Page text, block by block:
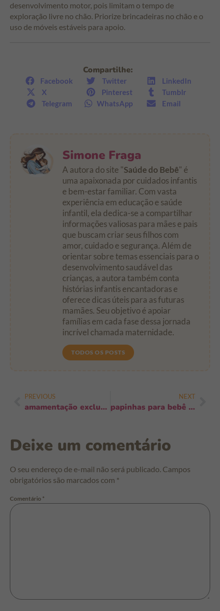
desenvolvimento motor, pois limitam o tempo de
exploração livre no chão. Priorize brincadeiras no chão e o
uso de móveis estáveis para apoio.
Compartilhe:
Facebook Twitter
LinkedIn
X
Pinterest
Tumblr
Telegram
WhatsApp Email
Simone Fraga
A autora do site "Saúde do Bebê" é
uma apaixonada por cuidados infantis
e bem-estar familiar. Com vasta
experiência em educação e saúde
infantil, ela dedica-se a compartilhar
informações valiosas para mães e pais
que buscam criar seus filhos com
amor, cuidado e segurança. Além de
orientar sobre temas essenciais para o
desenvolvimento saudável das
crianças, a autora também conta
histórias infantis encantadoras e
oferece dicas úteis para as futuras
mamães. Seu objetivo é apoiar
famílias em cada fase dessa jornada
incrível chamada maternidade.
TODOS OS POSTS
PREVIOUS
amamentação exclusiva benefícios: 9 impactos que transformam saúde do seu bebê
NEXT
papinhas para bebê 6 meses: receitas, porções e erros que você deve evitar
Deixe um comentário
O seu endereço de e-mail não será publicado. Campos
obrigatórios são marcados com *
Comentário *